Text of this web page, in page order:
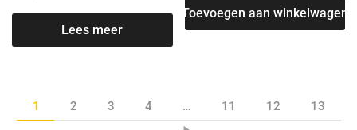
Lees meer
Toevoegen aan winkelwagen
1 2 3 4 … 11 12 13